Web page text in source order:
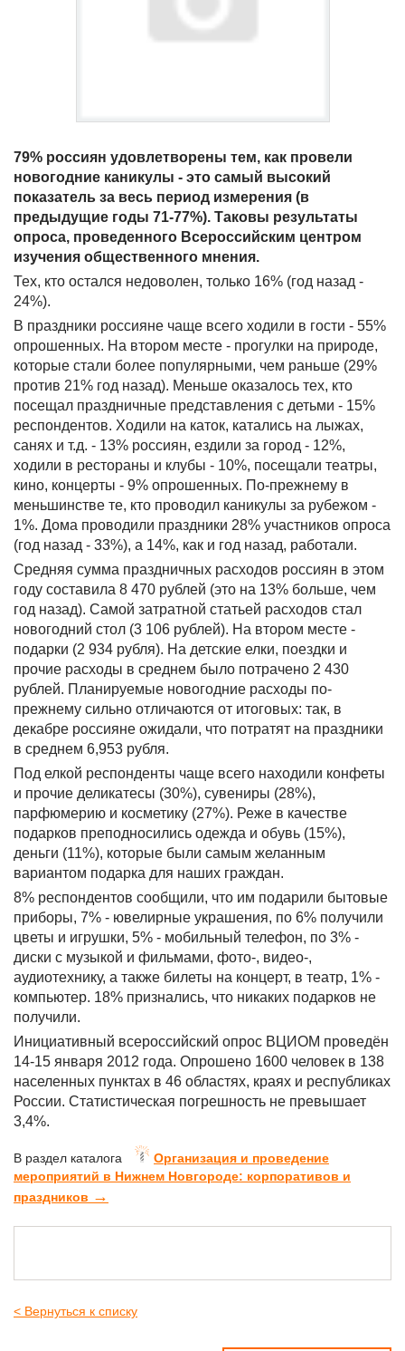
79% россиян удовлетворены тем, как провели
новогодние каникулы - это самый высокий
показатель за весь период измерения (в
предыдущие годы 71-77%). Таковы результаты
опроса, проведенного Всероссийским центром
изучения общественного мнения.
Тех, кто остался недоволен, только 16% (год назад -
24%).
В праздники россияне чаще всего ходили в гости - 55%
опрошенных. На втором месте - прогулки на природе,
которые стали более популярными, чем раньше (29%
против 21% год назад). Меньше оказалось тех, кто
посещал праздничные представления с детьми - 15%
респондентов. Ходили на каток, катались на лыжах,
санях и т.д. - 13% россиян, ездили за город - 12%,
ходили в рестораны и клубы - 10%, посещали театры,
кино, концерты - 9% опрошенных. По-прежнему в
меньшинстве те, кто проводил каникулы за рубежом -
1%. Дома проводили праздники 28% участников опроса
(год назад - 33%), а 14%, как и год назад, работали.
Средняя сумма праздничных расходов россиян в этом
году составила 8 470 рублей (это на 13% больше, чем
год назад). Самой затратной статьей расходов стал
новогодний стол (3 106 рублей). На втором месте -
подарки (2 934 рубля). На детские елки, поездки и
прочие расходы в среднем было потрачено 2 430
рублей. Планируемые новогодние расходы по-
прежнему сильно отличаются от итоговых: так, в
декабре россияне ожидали, что потратят на праздники
в среднем 6,953 рубля.
Под елкой респонденты чаще всего находили конфеты
и прочие деликатесы (30%), сувениры (28%),
парфюмерию и косметику (27%). Реже в качестве
подарков преподносились одежда и обувь (15%),
деньги (11%), которые были самым желанным
вариантом подарка для наших граждан.
8% респондентов сообщили, что им подарили бытовые
приборы, 7% - ювелирные украшения, по 6% получили
цветы и игрушки, 5% - мобильный телефон, по 3% -
диски с музыкой и фильмами, фото-, видео-,
аудиотехнику, а также билеты на концерт, в театр, 1% -
компьютер. 18% признались, что никаких подарков не
получили.
Инициативный всероссийский опрос ВЦИОМ проведён
14-15 января 2012 года. Опрошено 1600 человек в 138
населенных пунктах в 46 областях, краях и республиках
России. Статистическая погрешность не превышает
3,4%.
В раздел каталога
Организация и проведение
мероприятий в Нижнем Новгороде: корпоративов и
праздников →
< Вернуться к списку